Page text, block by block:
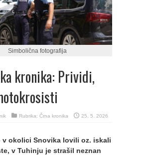
Simbolična fotografija
kronika: Prividi,
Rubrika: Črna kronika 25. 5. 2026
v okolici Snovika lovili oz. iskali
v Tuhinju je strašil neznan